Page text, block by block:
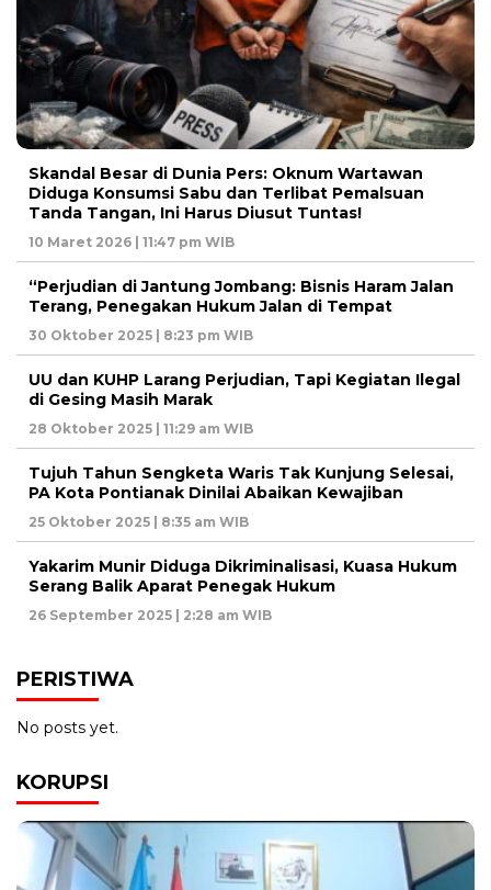
Skandal Besar di Dunia Pers: Oknum Wartawan
Diduga Konsumsi Sabu dan Terlibat Pemalsuan
Tanda Tangan, Ini Harus Diusut Tuntas!
10 Maret 2026 | 11:47 pm WIB
“Perjudian di Jantung Jombang: Bisnis Haram Jalan
Terang, Penegakan Hukum Jalan di Tempat
30 Oktober 2025 | 8:23 pm WIB
UU dan KUHP Larang Perjudian, Tapi Kegiatan Ilegal
di Gesing Masih Marak
28 Oktober 2025 | 11:29 am WIB
Tujuh Tahun Sengketa Waris Tak Kunjung Selesai,
PA Kota Pontianak Dinilai Abaikan Kewajiban
25 Oktober 2025 | 8:35 am WIB
Yakarim Munir Diduga Dikriminalisasi, Kuasa Hukum
Serang Balik Aparat Penegak Hukum
26 September 2025 | 2:28 am WIB
PERISTIWA
No posts yet.
KORUPSI